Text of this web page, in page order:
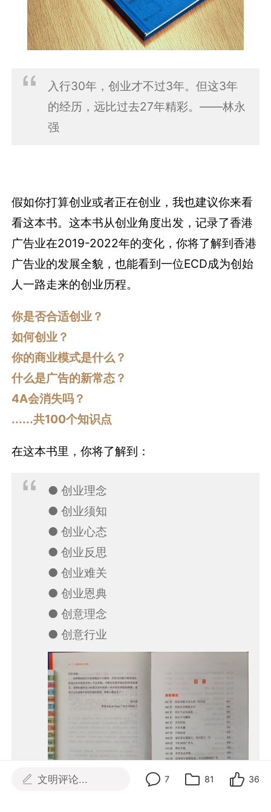
入行30年，创业才不过3年。但这3年
的经历，远比过去27年精彩。——林永
强
假如你打算创业或者正在创业，我也建议你来看
看这本书。这本书从创业角度出发，记录了香港
广告业在2019-2022年的变化，你将了解到香港
广告业的发展全貌，也能看到一位ECD成为创始
人一路走来的创业历程。
你是否合适创业？
如何创业？
你的商业模式是什么？
什么是广告的新常态？
4A会消失吗？
......共100个知识点
在这本书里，你将了解到：
● 创业理念
● 创业须知
● 创业心态
● 创业反思
● 创业难关
● 创业恩典
● 创意理念
● 创意行业
文明评论... 7 81 36